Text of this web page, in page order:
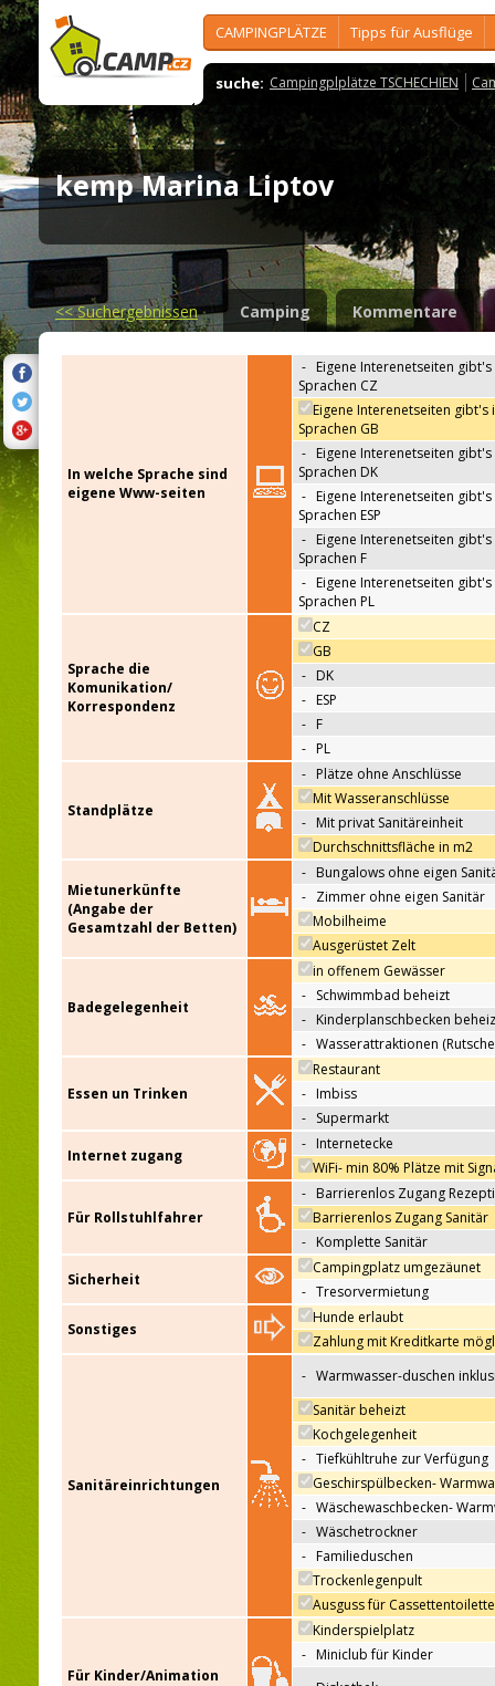
CAMPINGPLÄTZE Tipps für Ausflüge
suche: Campingplplätze TSCHECHIEN
kemp Marina Liptov
<<Suchergebnissen Camping Kommentare
In welche Sprache sind
eigene Www-seiten
- Eigene Interenetseiten gibt's
Sprachen CZ
Eigene Interenetseiten gibt's
Sprachen GB
- Eigene Interenetseiten gibt's
Sprachen DK
- Eigene Interenetseiten gibt's
Sprachen ESP
- Eigene Interenetseiten gibt's
Sprachen F
- Eigene Interenetseiten gibt's
Sprachen PL
Sprache die
Komunikation/
Korrespondenz
CZ
GB
- DK
- ESP
- F
- PL
Standplätze
- Plätze ohne Anschlüsse
Mit Wasseranschlüsse
- Mit privat Sanitäreinheit
Durchschnittsfläche in m2
Mietunerkünfte
(Angabe der
Gesamtzahl der Betten)
- Bungalows ohne eigen
- Zimmer ohne eigen Sanitär
Mobilheime
Ausgerüstet Zelt
Badegelegenheit
in offenem Gewässer
- Schwimmbad beheizt
- Kinderplanschbecken
- Wasserattraktionen
Essen un Trinken
Restaurant
- Imbiss
- Supermarkt
Internet zugang
- Internetecke
WiFi- min 80% Plätze mit
Für Rollstuhlfahrer
- Barrierenlos Zugang
Barrierenlos Zugang Sanitär
- Komplette Sanitär
Sicherheit
Campingplatz umgezäunet
- Tresorvermietung
Sonstiges
Hunde erlaubt
Zahlung mit Kreditkarte
Sanitäreinrichtungen
- Warmwasser-duschen
Sanitär beheizt
Kochgelegenheit
- Tiefkühltruhe zur Verfügung
Geschirspülbecken-
- Wäschewaschbecken-
- Wäschetrockner
- Familieduschen
Trockenlegenpult
Ausguss für
Für Kinder/Animation
Kinderspielplatz
- Miniclub für Kinder